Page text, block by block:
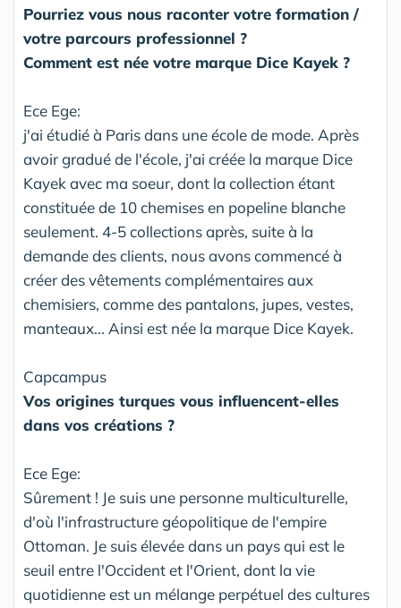
Pourriez vous nous raconter votre formation /
votre parcours professionnel ?
Comment est née votre marque Dice Kayek ?
Ece Ege:
j'ai étudié à Paris dans une école de mode. Après
avoir gradué de l'école, j'ai créée la marque Dice
Kayek avec ma soeur, dont la collection étant
constituée de 10 chemises en popeline blanche
seulement. 4-5 collections après, suite à la
demande des clients, nous avons commencé à
créer des vêtements complémentaires aux
chemisiers, comme des pantalons, jupes, vestes,
manteaux... Ainsi est née la marque Dice Kayek.
Capcampus
Vos origines turques vous influencent-elles
dans vos créations ?
Ece Ege:
Sûrement ! Je suis une personne multiculturelle,
d'où l'infrastructure géopolitique de l'empire
Ottoman. Je suis élevée dans un pays qui est le
seuil entre l'Occident et l'Orient, dont la vie
quotidienne est un mélange perpétuel des cultures